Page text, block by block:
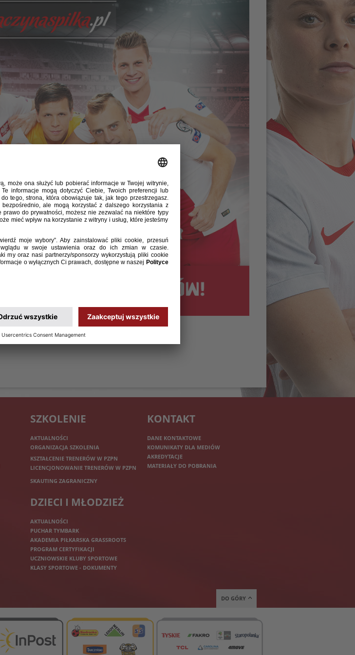
SZKOLENIE
AKTUALNOŚCI
ORGANIZACJA SZKOLENIA
KSZTAŁCENIE TRENERÓW W PZPN
LICENCJONOWANIE TRENERÓW W PZPN
SKAUTING ZAGRANICZNY
DZIECI I MŁODZIEŻ
AKTUALNOŚCI
PUCHAR TYMBARK
AKADEMIA PIŁKARSKA GRASSROOTS
PROGRAM CERTYFIKACJI
UCZNIOWSKIE KLUBY SPORTOWE
KLASY SPORTOWE - DOKUMENTY
KONTAKT
DANE KONTAKTOWE
KOMUNIKATY DLA MEDIÓW
AKREDYTACJE
MATERIAŁY DO POBRANIA
DO GÓRY